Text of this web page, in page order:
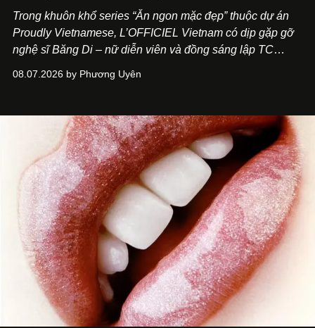
Trong khuôn khổ series “Ăn ngon mặc đẹp” thuộc dự án
Proudly Vietnamese, L’OFFICIEL Vietnam có dịp gặp gỡ
nghệ sĩ Băng Di – nữ diễn viên và đồng sáng lập TC
Kitchen Bar và SALEM tại TP.HCM.
08.07.2026 by Phương Uyên